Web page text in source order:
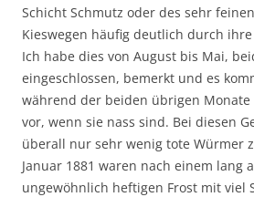
Schicht Schmutz oder des sehr
Kieswegen häufig deutlich durch
Ich habe dies von August bis Mai,
eingeschlossen, bemerkt und es
während der beiden übrigen Monate
vor, wenn sie nass sind. Bei diesen
überall nur sehr wenig tote Würmer
Januar 1881 waren nach einem lang
ungewöhnlich heftigen Frost mit viel